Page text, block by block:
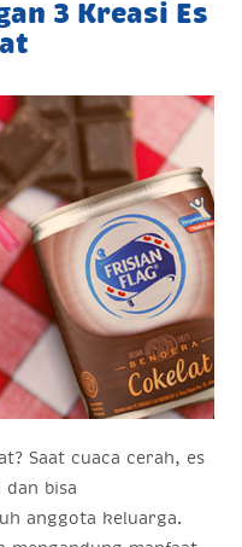
3 Kreasi Es
Saat cuaca cerah, es
bisa
anggota keluarga.